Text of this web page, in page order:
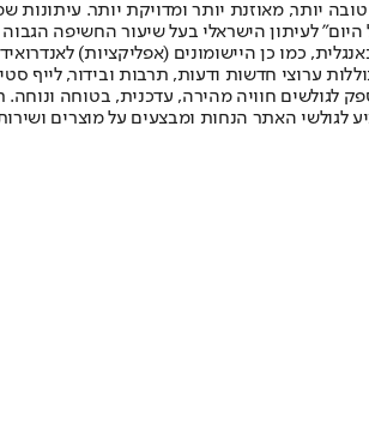
יותר, מאוזנת יותר ומדויקת יותר. עיתונות
הראשונה פורסמה ב-30 ביולי 2007, וב-2010 הפך "ישראל היום"
ערוצי חדשות ודעות, תרבות ובידור, לייף
לגולשים חוויה מהירה, עדכנית, בטוחה
לגולשי האתר הנחות ומבצעים על מוצרים